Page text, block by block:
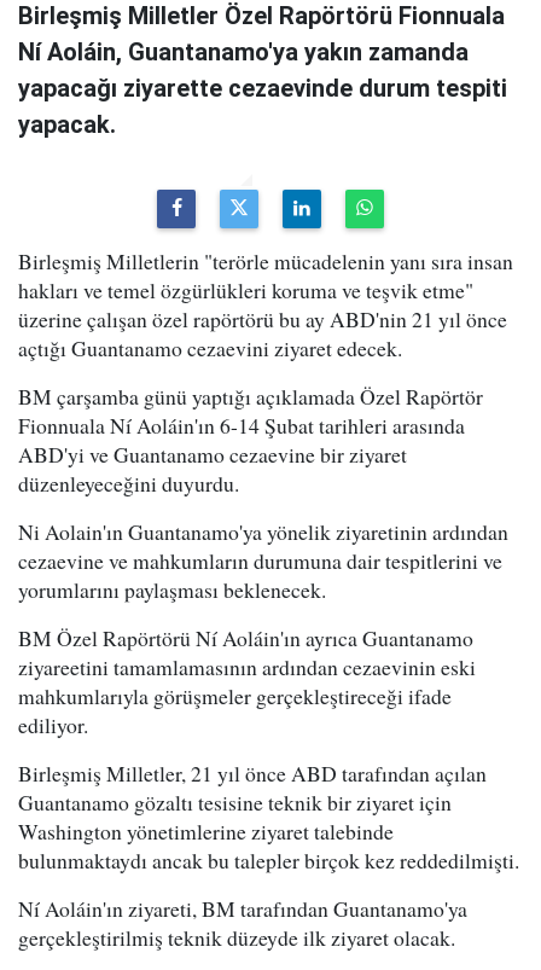
Birleşmiş Milletler Özel Rapörtörü Fionnuala
Ní Aoláin, Guantanamo'ya yakın zamanda
yapacağı ziyarette cezaevinde durum tespiti
yapacak.
Birleşmiş Milletlerin "terörle mücadelenin yanı sıra insan
hakları ve temel özgürlükleri koruma ve teşvik etme"
üzerine çalışan özel rapörtörü bu ay ABD'nin 21 yıl önce
açtığı Guantanamo cezaevini ziyaret edecek.
BM çarşamba günü yaptığı açıklamada Özel Rapörtör
Fionnuala Ní Aoláin'ın 6-14 Şubat tarihleri arasında
ABD'yi ve Guantanamo cezaevine bir ziyaret
düzenleyeceğini duyurdu.
Ni Aolain'ın Guantanamo'ya yönelik ziyaretinin ardından
cezaevine ve mahkumların durumuna dair tespitlerini ve
yorumlarını paylaşması beklenecek.
BM Özel Rapörtörü Ní Aoláin'ın ayrıca Guantanamo
ziyareetini tamamlamasının ardından cezaevinin eski
mahkumlarıyla görüşmeler gerçekleştireceği ifade
ediliyor.
Birleşmiş Milletler, 21 yıl önce ABD tarafından açılan
Guantanamo gözaltı tesisine teknik bir ziyaret için
Washington yönetimlerine ziyaret talebinde
bulunmaktaydı ancak bu talepler birçok kez reddedilmişti.
Ní Aoláin'ın ziyareti, BM tarafından Guantanamo'ya
gerçekleştirilmiş teknik düzeyde ilk ziyaret olacak.